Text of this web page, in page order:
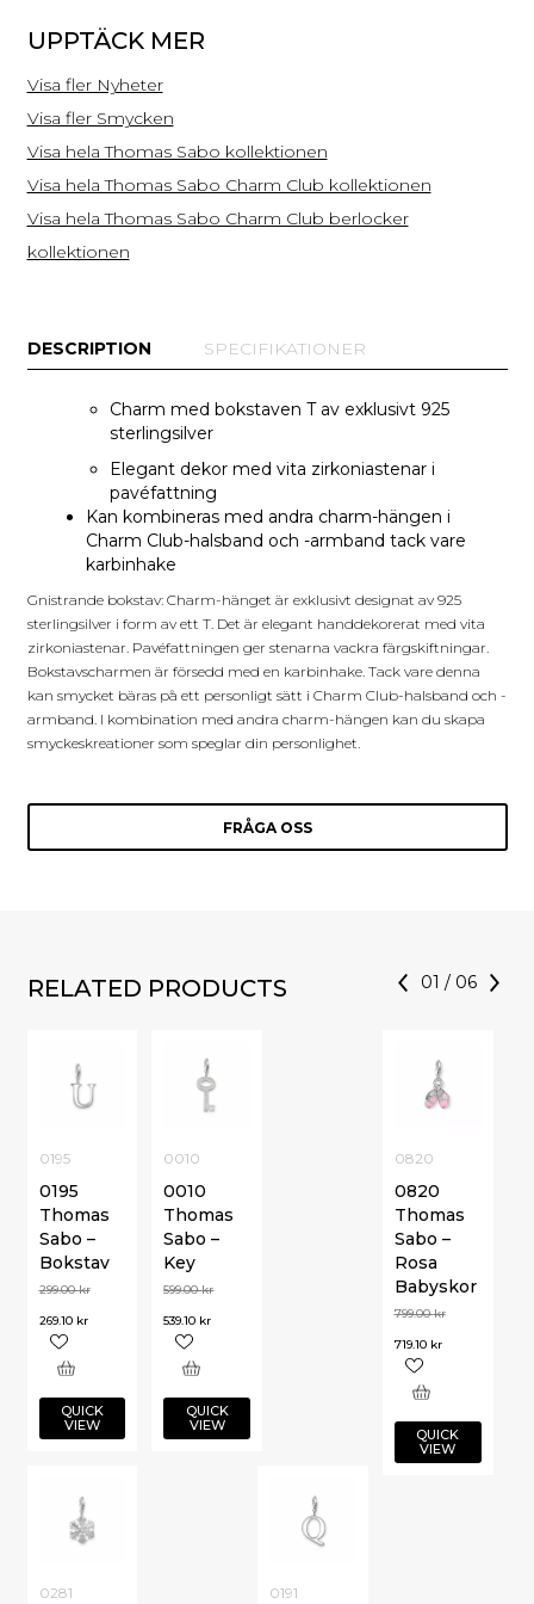
UPPTÄCK MER
Visa fler Nyheter
Visa fler Smycken
Visa hela Thomas Sabo kollektionen
Visa hela Thomas Sabo Charm Club kollektionen
Visa hela Thomas Sabo Charm Club berlocker
kollektionen
DESCRIPTION SPECIFIKATIONER
Charm med bokstaven T av exklusivt 925
sterlingsilver
Elegant dekor med vita zirkoniastenar i
pavéfattning
Kan kombineras med andra charm-hängen i
Charm Club-halsband och -armband tack vare
karbinhake
Gnistrande bokstav: Charm-hänget är exklusivt designat av 925
sterlingsilver i form av ett T. Det är elegant handdekorerat med vita
zirkoniastenar. Pavéfattningen ger stenarna vackra färgskiftningar.
Bokstavscharmen är försedd med en karbinhake. Tack vare denna
kan smycket bäras på ett personligt sätt i Charm Club-halsband och -
armband. I kombination med andra charm-hängen kan du skapa
smyckeskreationer som speglar din personlighet.
FRÅGA OSS
RELATED PRODUCTS 01 / 06
0195
0195
Thomas
Sabo –
Bokstav
299.00kr
269.10 kr
QUICK
VIEW
0820
0820
Thomas
Sabo –
Rosa
Babyskor
799.00kr
719.10 kr
QUICK
VIEW
0010
0010
Thomas
Sabo –
Key
599.00kr
539.10 kr
QUICK
VIEW
0191
0281